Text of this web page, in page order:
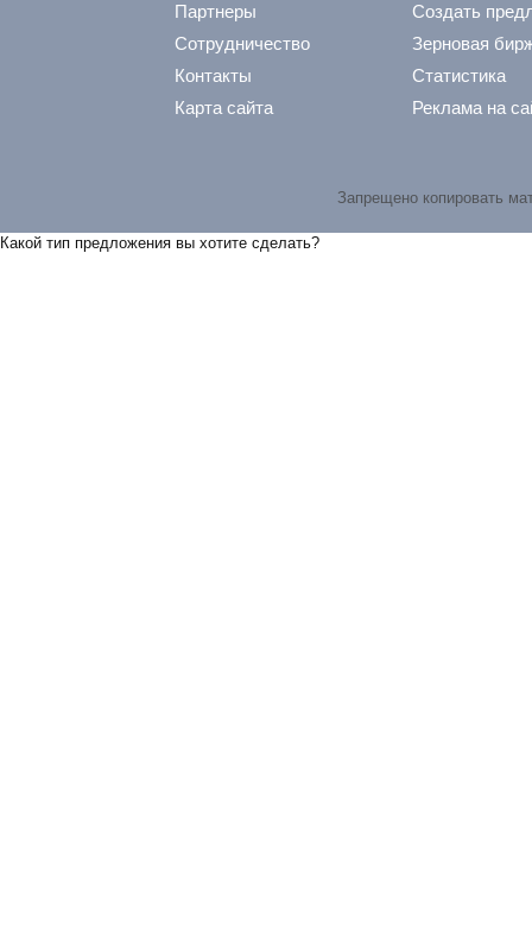
Партнеры
Сотрудничество
Контакты
Карта сайта
Создать
Зерновая
Статистика
Реклама на
Запрещено копировать
Какой тип предложения вы хотите сделать?